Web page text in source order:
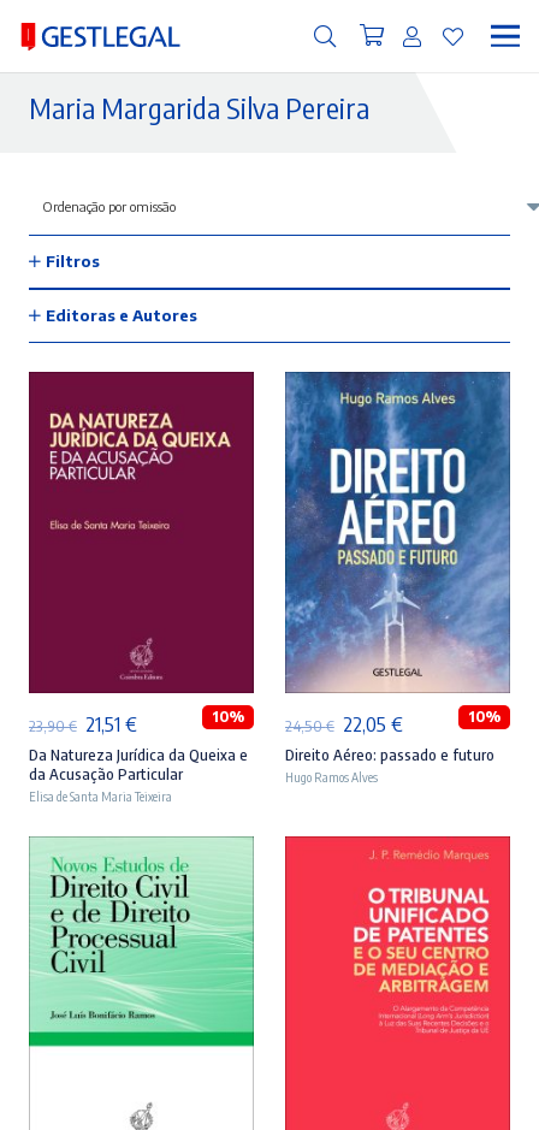
Maria Margarida Silva Pereira
Filtros
Editoras e Autores
ADICIONAR
23,90€ O
preço
original
23,90 €.
21,51 €O
preço
atual
21,51 €.
10%
Da Natureza Jurídica da Queixa e
da Acusação Particular
Elisa de Santa Maria Teixeira
ADICIONAR
24,50€ O
preço
original
24,50 €.
22,05 €O
preço
22,05 €.
10%
Direito Aéreo: passado e futuro
Hugo Ramos Alves
ADICIONAR ADICIONAR